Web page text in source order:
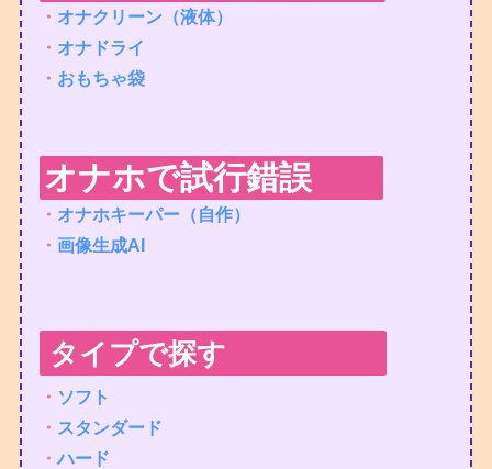
・ オナクリーン（液体）
・ オナドライ
・ おもちゃ袋
オナホで試行錯誤
・ オナホキーパー（自作）
・ 画像生成AI
タイプで探す
・ ソフト
・ スタンダード
・ハード